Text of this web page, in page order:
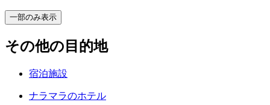
一部のみ表示
その他の目的地
宿泊施設
ナラマラのホテル